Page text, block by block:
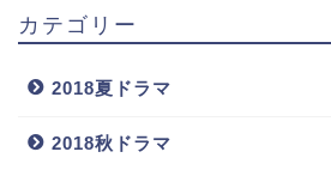
カテゴリー
2018夏ドラマ
2018秋ドラマ